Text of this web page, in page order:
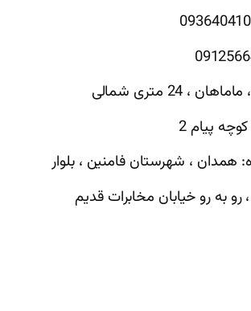
، 24 متری شمالی
پیام 2
همدان ، شهرستان فامنین ، بلوار
رو به رو خیابان مخابرات قدیم